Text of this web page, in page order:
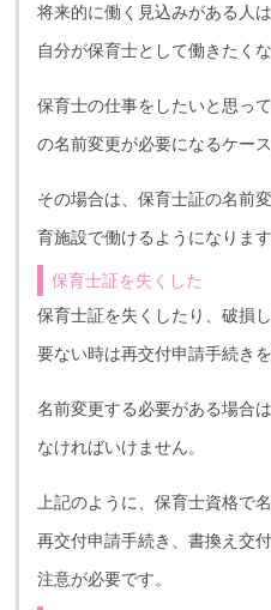
将来的に働く見込みがある人
自分が保育士として働きたく
保育士の仕事をしたいと思っ
の名前変更が必要になるケー
その場合は、保育士証の名前
育施設で働けるようになります
保育士証を失くした
保育士証を失くしたり、破損
要ない時は再交付申請手続きを
名前変更する必要がある場合
なければいけません。
上記のように、保育士資格で
再交付申請手続き、書換え交
注意が必要です。